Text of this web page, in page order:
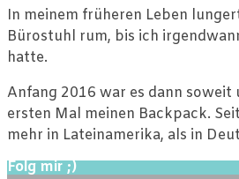
In meinem früheren Leben
Bürostuhl rum, bis ich
hatte.
Anfang 2016 war es dann soweit
ersten Mal meinen Backpack.
mehr in Lateinamerika, als in
Folg mir ;)